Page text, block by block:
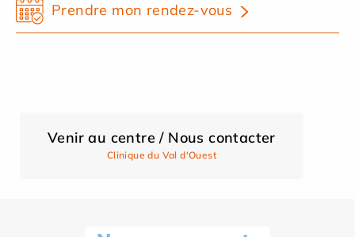
Prendre mon rendez-vous
Venir au centre / Nous contacter
Clinique du Val d'Ouest